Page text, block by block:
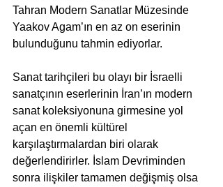
Tahran Modern Sanatlar Müzesinde
Yaakov Agam’ın en az on eserinin
bulunduğunu tahmin ediyorlar.
Sanat tarihçileri bu olayı bir İsraelli
sanatçının eserlerinin İran’ın modern
sanat koleksiyonuna girmesine yol
açan en önemli kültürel
karşılaştırmalardan biri olarak
değerlendirirler. İslam Devriminden
sonra ilişkiler tamamen değişmiş olsa